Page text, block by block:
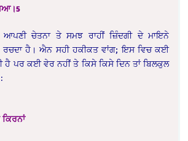
ਚੇਤਨਾ ਤੇ ਸਮਝ ਰਾਹੀਂ ਜ਼ਿੰਦਗੀ ਦੇ ਮਾਇਨੇ
ਰਚਦਾ ਹੈ। ਐਨ ਸਹੀ ਹਕੀਕਤ ਵਾਂਗ; ਇਸ ਵਿਚ ਕਈ
ਹੈ ਪਰ ਕਈ ਵੇਰ ਨਹੀਂ ਤੇ ਕਿਸੇ ਕਿਸੇ ਦਿਨ ਤਾਂ ਬਿਲਕੁਲ